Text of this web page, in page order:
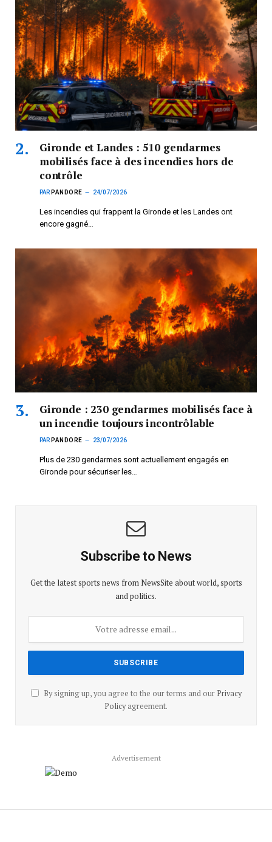
Gironde et Landes : 510 gendarmes
mobilisés face à des incendies hors de
contrôle
PAR PANDORE 24/07/2026
Les incendies qui frappent la Gironde et les Landes ont
encore gagné…
Gironde : 230 gendarmes mobilisés face à
un incendie toujours incontrôlable
PAR PANDORE 23/07/2026
Plus de 230 gendarmes sont actuellement engagés en
Gironde pour sécuriser les…
Subscribe to News
Get the latest sports news from NewsSite about world, sports
and politics.
By signing up, you agree to the our terms and our Privacy
Policyagreement.
Advertisement